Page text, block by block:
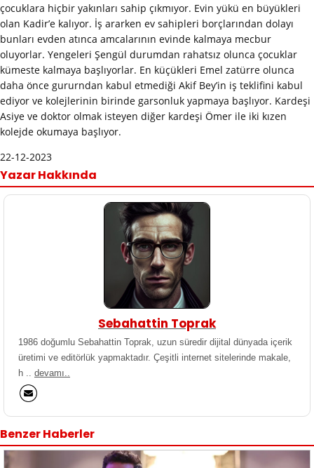
çocuklara hiçbir yakınları sahip çıkmıyor. Evin yükü en büyükleri
olan Kadir’e kalıyor. İş ararken ev sahipleri borçlarından dolayı
bunları evden atınca amcalarının evinde kalmaya mecbur
oluyorlar. Yengeleri Şengül durumdan rahatsız olunca çocuklar
kümeste kalmaya başlıyorlar. En küçükleri Emel zatürre olunca
daha önce gururndan kabul etmediği Akif Bey’in iş teklifini kabul
ediyor ve kolejlerinin birinde garsonluk yapmaya başlıyor. Kardeşi
Asiye ve doktor olmak isteyen diğer kardeşi Ömer ile iki kızen
kolejde okumaya başlıyor.
22-12-2023
Yazar Hakkında
Sebahattin Toprak
1986 doğumlu Sebahattin Toprak, uzun süredir dijital dünyada içerik
üretimi ve editörlük yapmaktadır. Çeşitli internet sitelerinde makale,
h .. devamı..
Benzer Haberler